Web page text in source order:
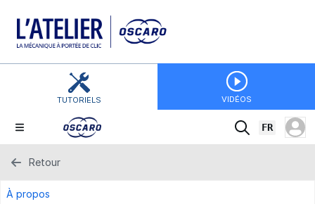
TUTORIELS VIDÉOS
FR
Retour
À propos